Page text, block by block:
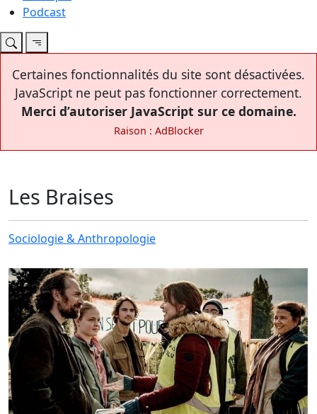
Podcast
Certaines fonctionnalités du site sont désactivées.
JavaScript ne peut pas fonctionner correctement.
Merci d’autoriser JavaScript sur ce domaine.
Raison : AdBlocker
Les Braises
Sociologie & Anthropologie